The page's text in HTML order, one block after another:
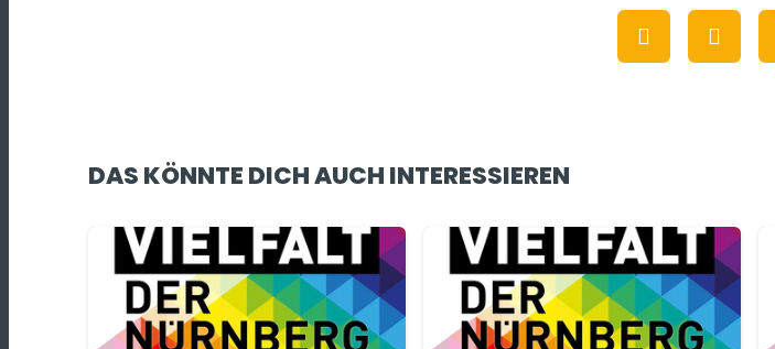
DAS KÖNNTE DICH AUCH INTERESSIEREN